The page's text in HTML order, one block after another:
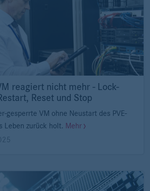
reagiert nicht mehr - Lock-
Reset und Stop
gesperrte VM ohne Neustart des PVE-
Leben zurück holt. Mehr